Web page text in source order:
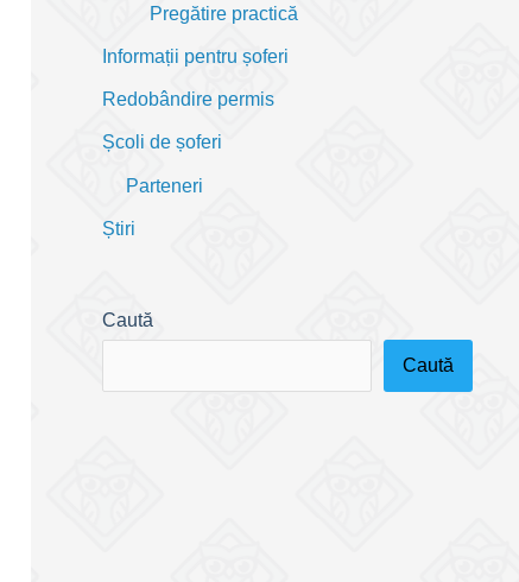
Pregătire practică
Informații pentru șoferi
Redobândire permis
Școli de șoferi
Parteneri
Știri
Caută
Caută